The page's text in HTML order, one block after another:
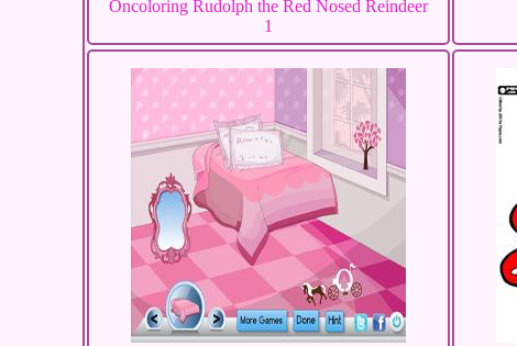
Oncoloring Rudolph the Red Nosed Reindeer
1